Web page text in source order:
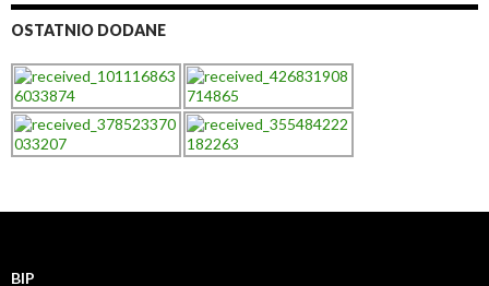
OSTATNIO DODANE
BIP